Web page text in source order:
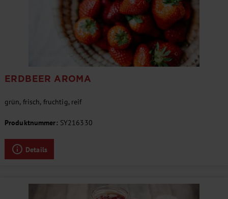
ERDBEER AROMA
grün, frisch, fruchtig, reif
Produktnummer: SY216330
Details